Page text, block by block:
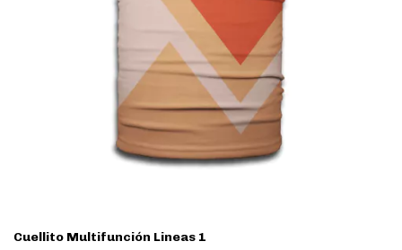
Cuellito Multifunción Lineas 1